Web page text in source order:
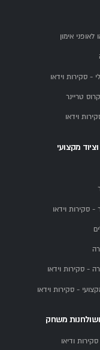
לאופני אימון
- סקירות וידאו
טריינר
וידאו
מקצועי
- סקירות וידאו
- סקירות וידאו
- סקירות וידאו
משחק
ודיאו